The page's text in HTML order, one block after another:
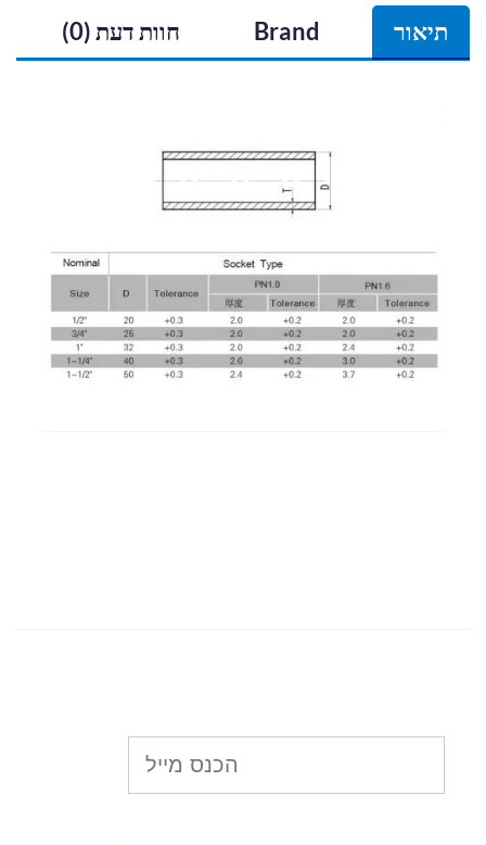
תיאור Brand חוות דעת (0)